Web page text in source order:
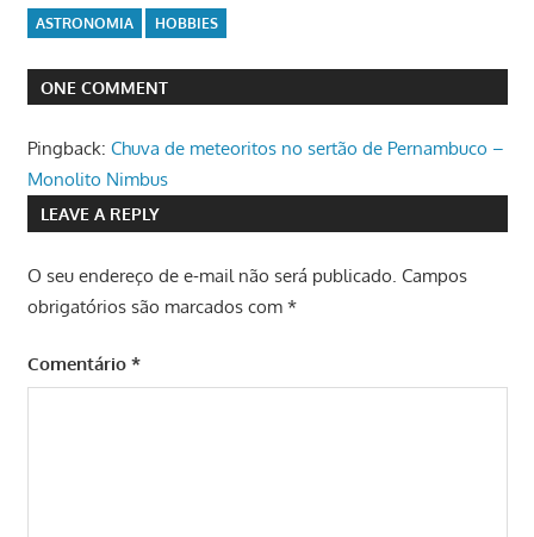
ASTRONOMIA HOBBIES
ONE COMMENT
Pingback: Chuva de meteoritos no sertão de Pernambuco –
Monolito Nimbus
LEAVE A REPLY
O seu endereço de e-mail não será publicado. Campos
obrigatórios são marcados com *
Comentário *